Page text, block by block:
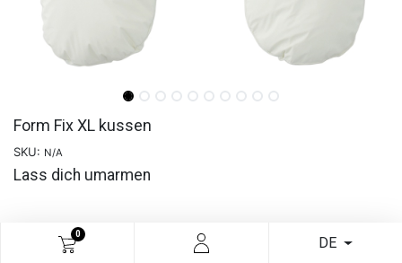
0
DE
Form Fix XL kussen
SKU: N/A
Lass dich umarmen
READ MORE